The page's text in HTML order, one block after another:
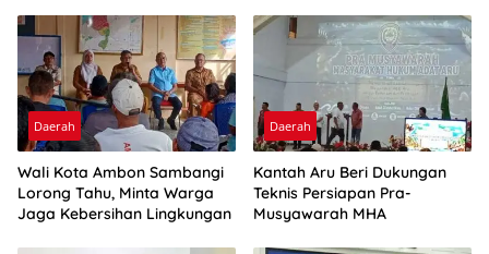
Daerah
Wali Kota Ambon Sambangi
Lorong Tahu, Minta Warga
Jaga Kebersihan Lingkungan
Daerah
Kantah Aru Beri Dukungan
Teknis Persiapan Pra-
Musyawarah MHA